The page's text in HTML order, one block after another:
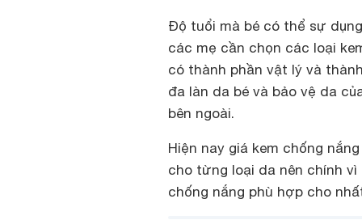
Độ tuổi mà bé có thể sự
các mẹ cần chọn các loại
có thành phần vật lý và
đa làn da bé và bảo vệ da
bên ngoài.
Hiện nay giá kem chống
cho từng loại da nên chính
chống nắng phù hợp cho